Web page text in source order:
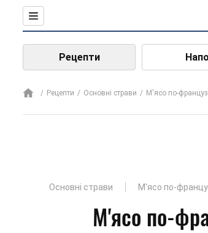
Рецепти
Рецепти Основні страви М'ясо по-
Основні страви М'ясо по-
М'ясо по-